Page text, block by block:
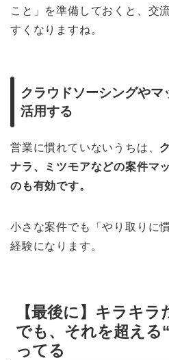
こと」を準備しておくと、交
すくなりますね。
クラウドソーシングやマ
活用する
営業に慣れていないうちは、
ナラ、ミツモアなどの案件マ
のも有効です。
小さな案件でも「やり取りに
経験になります。
【最後に】キラキラ
でも、それを超える
ってる